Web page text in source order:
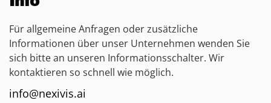
Für allgemeine Anfragen oder zusätzliche
Informationen über unser Unternehmen wenden Sie
sich bitte an unseren Informationsschalter. Wir
kontaktieren so schnell wie möglich.
info@nexivis.ai